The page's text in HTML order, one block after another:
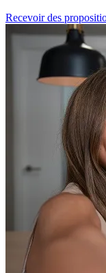
Recevoir des